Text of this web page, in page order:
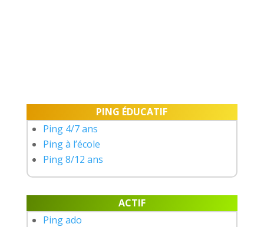
PING ÉDUCATIF
Ping 4/7 ans
Ping à l’école
Ping 8/12 ans
ACTIF
Ping ado